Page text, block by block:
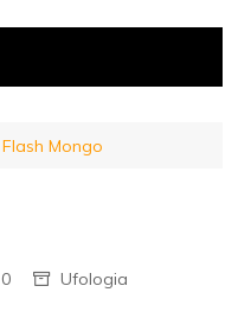
Flash Mongo
0 Ufologia